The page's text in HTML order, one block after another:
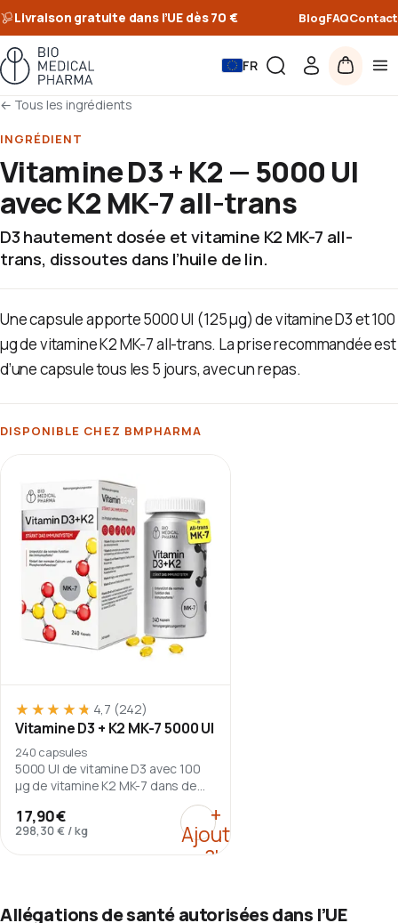
Livraison gratuite dans l’UE dès 70 € BlogFAQContact
FR
← Tous les ingrédients
INGRÉDIENT
Vitamine D3 + K2 — 5000 UI
avec K2 MK-7 all-trans
D3 hautement dosée et vitamine K2 MK-7 all-
trans, dissoutes dans l’huile de lin.
Une capsule apporte 5000 UI (125 µg) de vitamine D3 et 100
µg de vitamine K2 MK-7 all-trans. La prise recommandée est
d’une capsule tous les 5 jours, avec un repas.
DISPONIBLE CHEZ BMPHARMA
★★★★★
★★★★★ 4,7 (242)
Vitamine D3 + K2 MK-7 5000 UI
240 capsules
5000 UI de vitamine D3 avec 100
µg de vitamine K2 MK-7 dans de
17,90 €
298,30 € /kg
+
Ajouter
au
:Vitamine D3 + K2 MK-
Allégations de santé autorisées dans l’UE